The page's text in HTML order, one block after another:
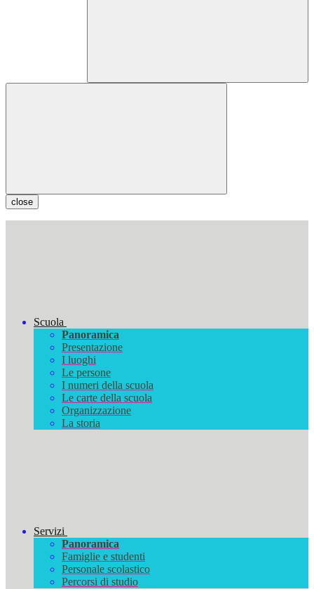
close
Scuola
Panoramica
Presentazione
I luoghi
Le persone
I numeri della scuola
Le carte della scuola
Organizzazione
La storia
Servizi
Panoramica
Famiglie e studenti
Personale scolastico
Percorsi di studio